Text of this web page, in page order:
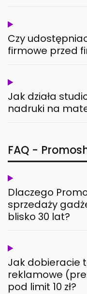
Czy
firmowe przed
Jak działa
nadruki na
FAQ -
Dlaczego
sprzedaży
blisko 30 lat?
Jak dobieracie
reklamowe
pod limit 10 zł?